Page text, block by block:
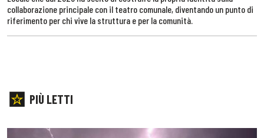
collaborazione principale con il teatro comunale, diventando un punto di
riferimento per chi vive la struttura e per la comunità.
PIÙ LETTI